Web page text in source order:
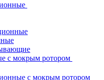
с мокрым ротором
с мокрым ротором